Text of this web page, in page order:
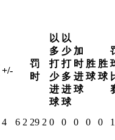
+/-
罚
时
以
多
打
少
进
球
以
少
打
多
进
球
加
时
进
球
胜
球
胜
球
4 6 2 29 2 0 0 0 0 0